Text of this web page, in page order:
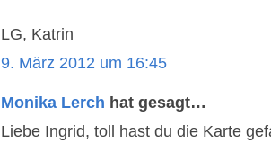
LG, Katrin
9. März 2012 um 16:45
Monika Lerch hat gesagt…
Liebe Ingrid, toll hast du die Karte